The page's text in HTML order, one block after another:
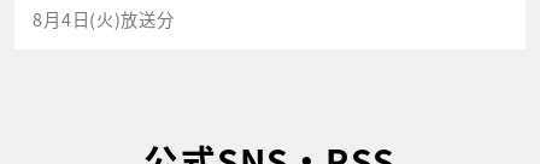
8月4日(火)放送分